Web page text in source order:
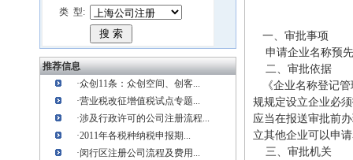
类 型:
推荐信息
·众创11条：众创空间、创客...
·营业税改征增值税试点专题...
·涉及行政许可的公司注册流程...
·2011年各税种纳税申报期...
·闵行区注册公司流程及费用...
一、审批事项
申请企业名称预
二、审批依据
《企业名称登记管
规规定设立企业必
应当在报送审批前
立其他企业可以申
三、审批机关